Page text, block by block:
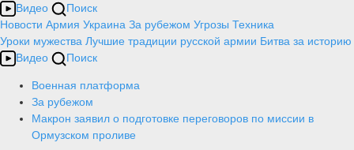
Видео
Поиск
Новости Армия Украина За рубежом Угрозы Техника
Уроки мужества Лучшие традиции русской армии Битва за историю
Видео
Поиск
Военная платформа
За рубежом
Макрон заявил о подготовке переговоров по миссии в
Ормузском проливе